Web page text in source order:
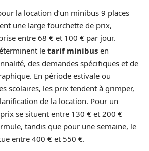
la location d’un minibus 9 places
une large fourchette de prix,
entre 68 € et 100 € par jour.
le tarif minibus en
des demandes spécifiques et de
En période estivale ou
scolaires, les prix tendent à grimper,
de la location. Pour un
se situent entre 130 € et 200 €
tandis que pour une semaine, le
entre 400 € et 550 €.